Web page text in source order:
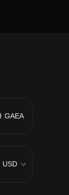
GAEA
USD